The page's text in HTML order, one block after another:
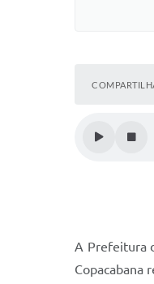
A Prefeitura
Copacabana